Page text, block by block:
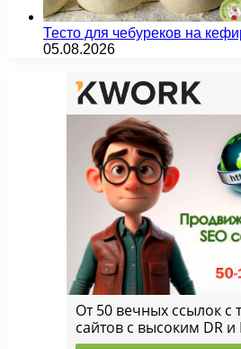
Тесто для чебуреков на
05.08.2026